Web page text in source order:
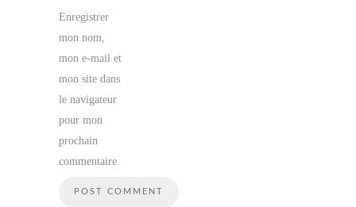
Enregistrer
mon nom,
mon e-mail et
mon site dans
le navigateur
pour mon
prochain
commentaire.